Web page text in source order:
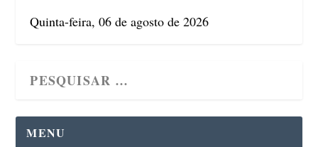
Quinta-feira, 06 de agosto de 2026
MENU